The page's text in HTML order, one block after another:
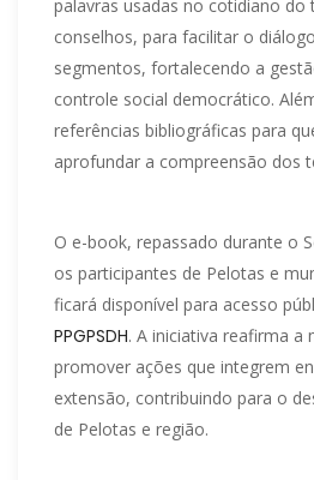
palavras usadas no cotidiano do
conselhos, para facilitar o
segmentos, fortalecendo a
controle social democrático.
referências bibliográficas para
aprofundar a compreensão dos
O e-book, repassado durante o
os participantes de Pelotas e
ficará disponível para acesso
PPGPSDH. A iniciativa reafirma a
promover ações que integrem
extensão, contribuindo para o
de Pelotas e região.